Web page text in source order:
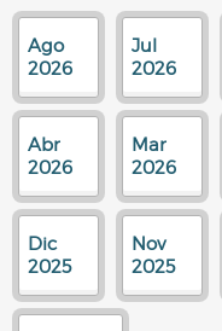
Ago
2026
Jul
2026
Abr
2026
Mar
2026
Dic
2025
Nov
2025